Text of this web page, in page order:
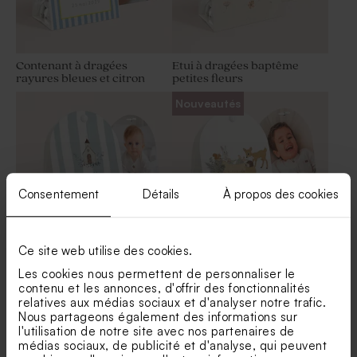
Consentement Détails À propos des cookies
Ce site web utilise des cookies.
Les cookies nous permettent de personnaliser le
contenu et les annonces, d'offrir des fonctionnalités
relatives aux médias sociaux et d'analyser notre trafic.
Nous partageons également des informations sur
l'utilisation de notre site avec nos partenaires de
médias sociaux, de publicité et d'analyse, qui peuvent
Contenant à dragées
rayures bleues et citron
Etui à dragées baptême
petites fleurs
chapelle fleurie
Nouveautés
balade enchantée en forêt
Voir toute la collection Contenant dragées
baptême